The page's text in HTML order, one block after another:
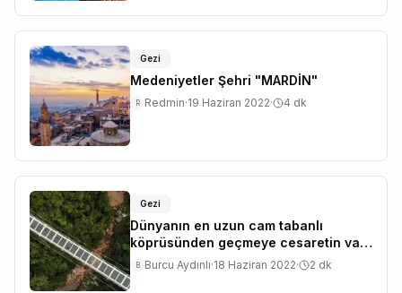
Gezi
Medeniyetler Şehri "MARDİN"
R Redmin·19 Haziran 2022· 4 dk
Gezi
Dünyanın en uzun cam tabanlı
köprüsünden geçmeye cesaretin var
mı?
B Burcu Aydınlı·18 Haziran 2022· 2 dk